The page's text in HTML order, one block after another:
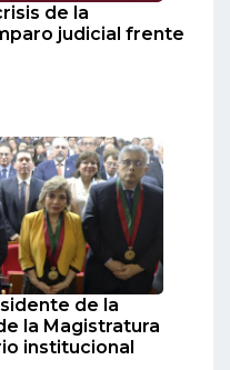
de la
judicial frente
de la
la Magistratura
institucional